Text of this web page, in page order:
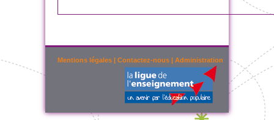
Mentions légales | Contactez-nous | Administration